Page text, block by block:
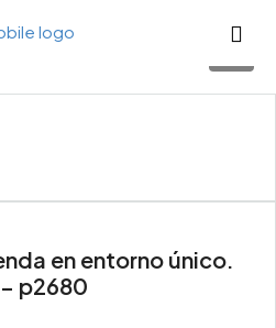
en entorno único.
p2680